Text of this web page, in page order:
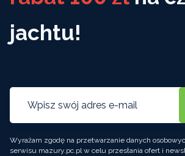
jachtu!
Wyrażam zgodę na przetwarzanie danych
serwisu mazury.pc.pl w celu przesłania ofert i